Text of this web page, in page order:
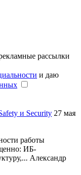
рассылки
и даю
и Security 27 мая
работы
ИБ-
Александр